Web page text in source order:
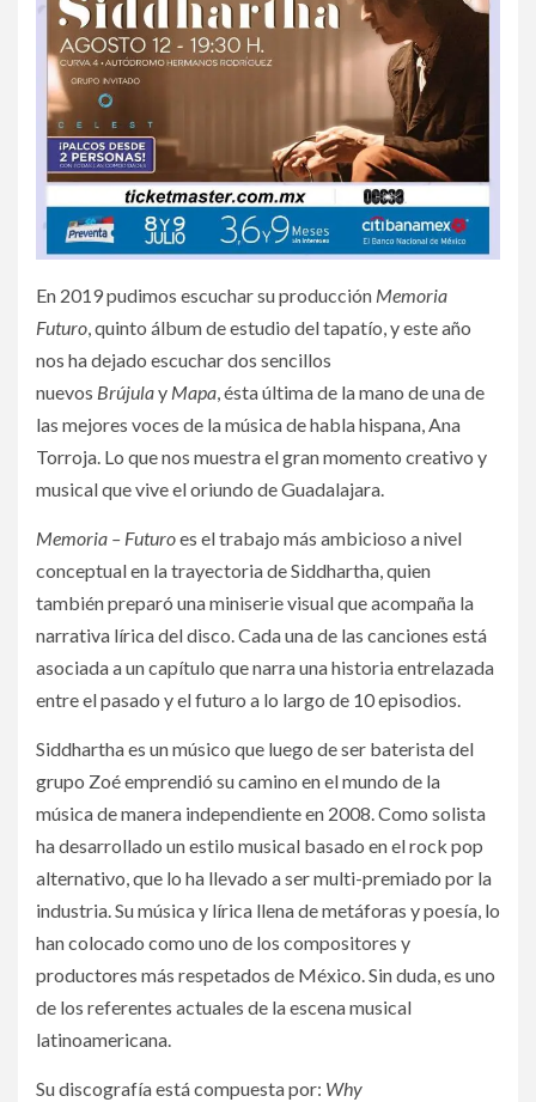
En 2019 pudimos escuchar su producción Memoria
Futuro, quinto álbum de estudio del tapatío, y este año
nos ha dejado escuchar dos sencillos
nuevos Brújulay Mapa, ésta última de la mano de una de
las mejores voces de la música de habla hispana, Ana
Torroja. Lo que nos muestra el gran momento creativo y
musical que vive el oriundo de Guadalajara.
Memoria – Futuroes el trabajo más ambicioso a nivel
conceptual en la trayectoria de Siddhartha, quien
también preparó una miniserie visual que acompaña la
narrativa lírica del disco. Cada una de las canciones está
asociada a un capítulo que narra una historia entrelazada
entre el pasado y el futuro a lo largo de 10 episodios.
Siddhartha es un músico que luego de ser baterista del
grupo Zoé emprendió su camino en el mundo de la
música de manera independiente en 2008. Como solista
ha desarrollado un estilo musical basado en el rock pop
alternativo, que lo ha llevado a ser multi-premiado por la
industria. Su música y lírica llena de metáforas y poesía, lo
han colocado como uno de los compositores y
productores más respetados de México. Sin duda, es uno
de los referentes actuales de la escena musical
latinoamericana.
Su discografía está compuesta por: Why